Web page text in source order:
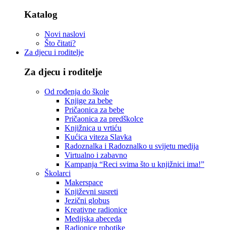
Katalog
Novi naslovi
Što čitati?
Za djecu i roditelje
Za djecu i roditelje
Od rođenja do škole
Knjige za bebe
Pričaonica za bebe
Pričaonica za predškolce
Knjižnica u vrtiću
Kućica viteza Slavka
Radoznalka i Radoznalko u svijetu medija
Virtualno i zabavno
Kampanja “Reci svima što u knjižnici ima!”
Školarci
Makerspace
Književni susreti
Jezični globus
Kreativne radionice
Medijska abeceda
Radionice robotike